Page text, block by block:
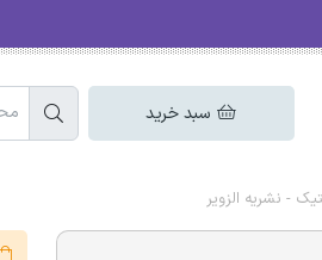
سبد خرید
- نشریه الزویر